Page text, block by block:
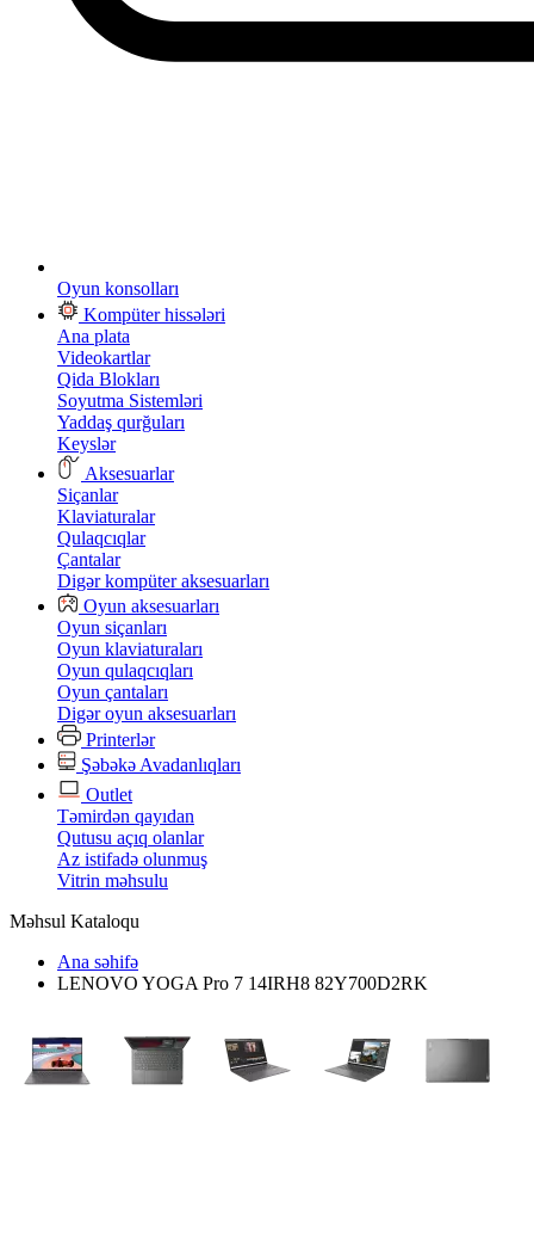
Oyun konsolları
Kompüter hissələri
Ana plata
Videokartlar
Qida Blokları
Soyutma Sistemləri
Yaddaş qurğuları
Keyslər
Aksesuarlar
Siçanlar
Klaviaturalar
Qulaqcıqlar
Çantalar
Digər kompüter aksesuarları
Oyun aksesuarları
Oyun siçanları
Oyun klaviaturaları
Oyun qulaqcıqları
Oyun çantaları
Digər oyun aksesuarları
Printerlər
Şəbəkə Avadanlıqları
Outlet
Təmirdən qayıdan
Qutusu açıq olanlar
Az istifadə olunmuş
Vitrin məhsulu
Məhsul Kataloqu
Ana səhifə
LENOVO YOGA Pro 7 14IRH8 82Y700D2RK